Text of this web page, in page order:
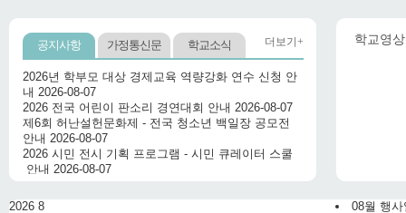
공지사항 더보기+
가정통신문 학교소식 학교영